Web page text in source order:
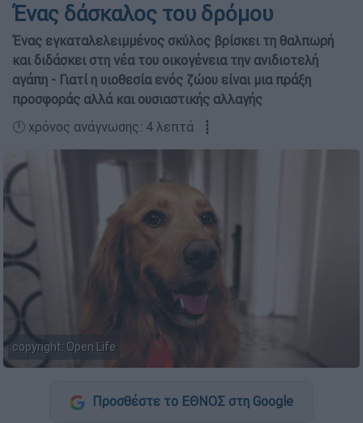
Ένας δάσκαλος του δρόμου
Ένας εγκαταλελειμμένος σκύλος βρίσκει τη θαλπωρή
και διδάσκει στη νέα του οικογένεια την ανιδιοτελή
αγάπη - Γιατί η υιοθεσία ενός ζώου είναι μια πράξη
προσφοράς αλλά και ουσιαστικής αλλαγής
🕛 χρόνος ανάγνωσης: 4 λεπτά ┋
copyright: Open Life
Προσθέστε το ΕΘΝΟΣ στη Google